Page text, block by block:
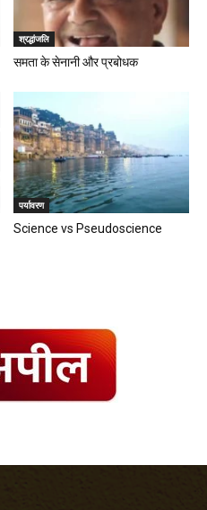
श्रद्धांजलि
समता के सेनानी और प्रबोधक
पर्यावरण
Science vs Pseudoscience